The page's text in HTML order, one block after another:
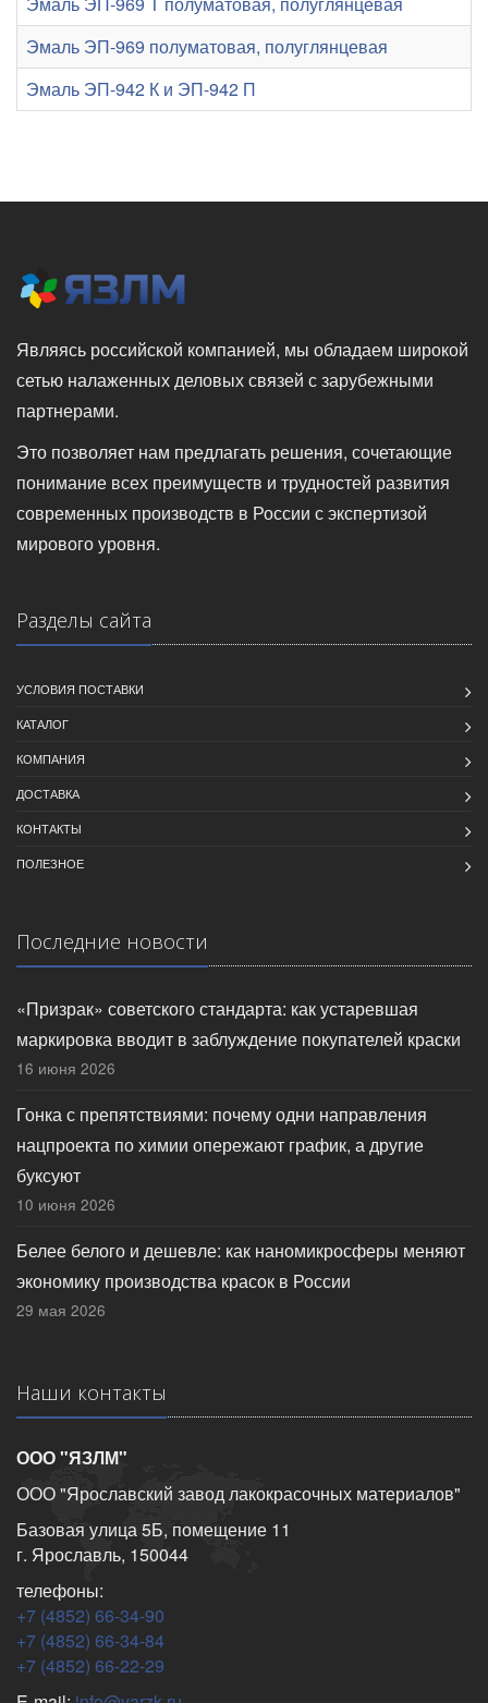
Эмаль ЭП-969 полуматовая, полуглянцевая
Эмаль ЭП-942 К и ЭП-942 П
Являясь российской компанией, мы обладаем широкой
сетью налаженных деловых связей с зарубежными
партнерами.
Это позволяет нам предлагать решения, сочетающие
понимание всех преимуществ и трудностей развития
современных производств в России с экспертизой
мирового уровня.
Разделы сайта
УСЛОВИЯ ПОСТАВКИ
КАТАЛОГ
КОМПАНИЯ
ДОСТАВКА
КОНТАКТЫ
ПОЛЕЗНОЕ
Последние новости
«Призрак» советского стандарта: как устаревшая
маркировка вводит в заблуждение покупателей краски
16 июня 2026
Гонка с препятствиями: почему одни направления
нацпроекта по химии опережают график, а другие
буксуют
10 июня 2026
Белее белого и дешевле: как наномикросферы меняют
экономику производства красок в России
29 мая 2026
Наши контакты
ООО "ЯЗЛМ"
ООО "Ярославский завод лакокрасочных материалов"
Базовая улица 5Б, помещение 11
г. Ярославль, 150044
телефоны:
+7 (4852) 66-34-90
+7 (4852) 66-34-84
+7 (4852) 66-22-29